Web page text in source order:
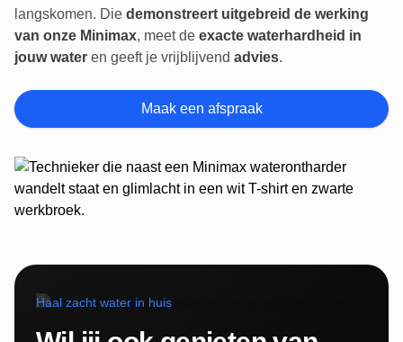
langskomen. Die demonstreert uitgebreid de werking
van onze Minimax, meet de exacte waterhardheid in
jouw water en geeft je vrijblijvend advies.
Maak een afspraak
Haal zacht water in huis